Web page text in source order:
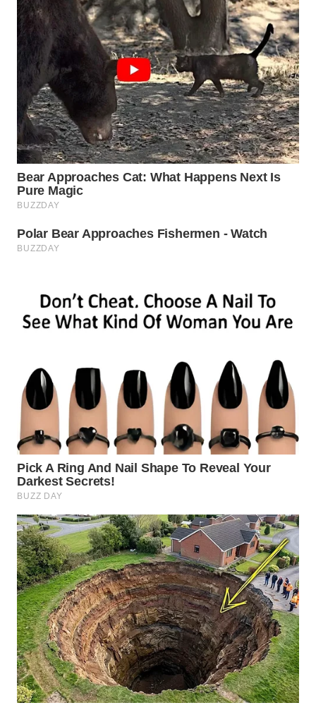
WN
TEBING
TINGGI
WN
PAKPAK
WN
KARAWANG
WN
WN
DEPOK
TAPANULI
UTARA
WN
SAMOSIR
WN
PADANG
WN
SUMEDANG
WN
CIANJUR
WN
KEPULAUAN
SERIBU